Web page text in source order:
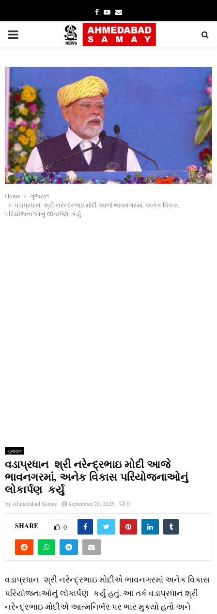
Facebook
YoutubeEmail
PRIMARY
Home
ગુજરાત
વડાપ્રધાન શ્રી નરેન્‍દ્રભાઇ મોદી આજે ભાવનગરમાં, અનેક વિકાસ
પરિયોજનાઓનું લોકાર્પણ કર્યુ
ગુજરાત
વડાપ્રધાન શ્રી નરેન્‍દ્રભાઇ મોદી આજે
ભાવનગરમાં, અનેક વિકાસ પરિયોજનાઓનું
લોકાર્પણ કર્યુ
by Ahmedabad Samay September 20, 2025 0
SHARE 0
વડાપ્રધાન શ્રી નરેન્‍દ્રભાઇ મોદીએ ભાવનગરમાં અનેક વિકાસ
પરિયોજનાઓનું લોકાર્પણ કર્યુ હતું. આ તકે વડાપ્રધાન શ્રી
નરેન્‍દ્રભાઇ મોદીએ આત્‍મનિર્ભર પર ભાર મુકયો હતો અને